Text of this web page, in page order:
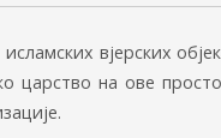
вјерских
царство на ове